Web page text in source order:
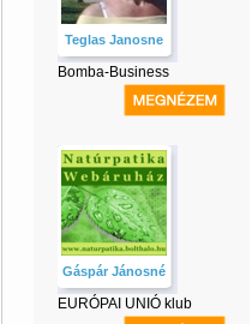
Teglas Janosne
Bomba-Business
Gáspár Jánosné
EURÓPAI UNIÓ klub